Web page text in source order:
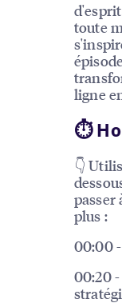
toute
ligne
⏱
👇
passer
plus :
00:00
00:20 -